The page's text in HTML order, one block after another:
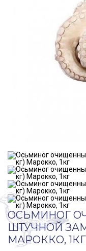
ОСЬМИНОГ
ШТУЧНОЙ
МАРОККО, 1КГ